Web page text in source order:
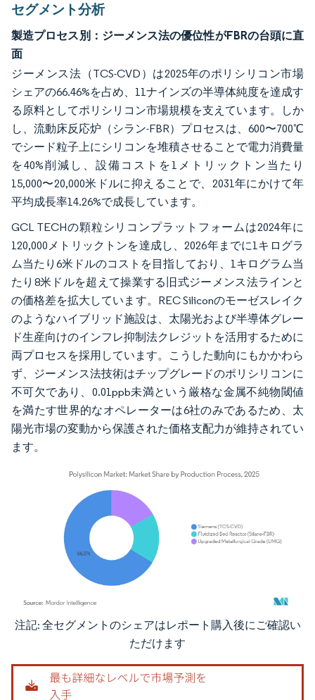
セグメント分析
製造プロセス別：ジーメンス法の優位性がFBRの台頭に直
面
ジーメンス法（TCS-CVD）は2025年のポリシリコン市場
シェアの66.46%を占め、11ナインズの半導体純度を達成す
る原料としてポリシリコン市場規模を支えています。しか
し、流動床反応炉（シラン-FBR）プロセスは、600〜700℃
でシード粒子上にシリコンを堆積させることで電力消費量
を40%削減し、設備コストを1メトリックトン当たり
15,000〜20,000米ドルに抑えることで、2031年にかけて年
平均成長率14.26%で成長しています。
GCL TECHの顆粒シリコンプラットフォームは2024年に
120,000メトリックトンを達成し、2026年までに1キログラ
ム当たり6米ドルのコストを目指しており、1キログラム当
たり8米ドルを超えて操業する旧式ジーメンス法ラインと
の価格差を拡大しています。REC Siliconのモーゼスレイク
のようなハイブリッド施設は、太陽光および半導体グレー
ド生産向けのインフレ抑制法クレジットを活用するために
両プロセスを採用しています。こうした動向にもかかわら
ず、ジーメンス法技術はチップグレードのポリシリコンに
不可欠であり、0.01ppb未満という厳格な金属不純物閾値
を満たす世界的なオペレーターは6社のみであるため、太
陽光市場の変動から保護された価格支配力が維持されてい
ます。
画像 © Mordor Intelligence。再利用にはCC BY 4.0の表示が必要です。
注記: 全セグメントのシェアはレポート購入後にご確認い
ただけます